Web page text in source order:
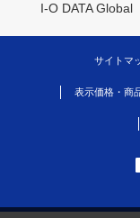
I-O DATA Global
サイトマ
表示価格・商